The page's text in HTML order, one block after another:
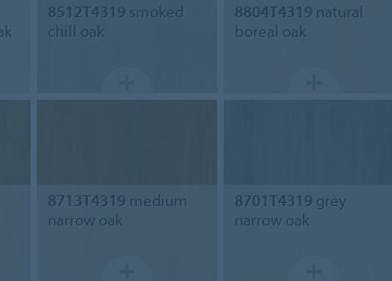
8512T4319 smoked
chill oak
8804T4319 natural
boreal oak
8713T4319 medium
narrow oak
8701T4319 grey
narrow oak